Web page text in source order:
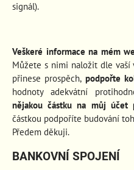
signál).
Veškeré informace na mém
Můžete s nimi naložit dle vaší
přinese prospěch, podpořte
hodnoty adekvátní
nějakou částku na můj účet
částkou podpoříte budování
Předem děkuji.
BANKOVNÍ SPOJENÍ